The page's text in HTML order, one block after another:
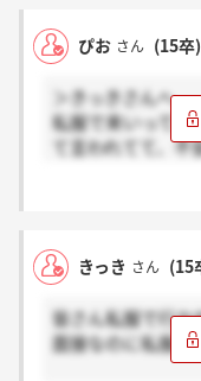
ぴお さん (15卒)
＞きっきさんへ
私服で来いって書
て言われてて、不
きっき さん (15
皆さん私服で行か
面接なのに私服で